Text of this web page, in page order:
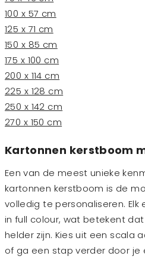
100 x 57 cm
125 x 71 cm
150 x 85 cm
175 x 100 cm
200 x 114 cm
225 x 128 cm
250 x 142 cm
270 x 150 cm
Kartonnen kerstboom
Een van de meest unieke
kartonnen kerstboom is de
volledig te personaliseren.
in full colour, wat betekent
helder zijn. Kies uit een scala
of ga een stap verder door je